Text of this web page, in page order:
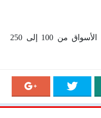
وصل سعر كيلوجرام الجمبري في الأسواق من 100 إلى 250